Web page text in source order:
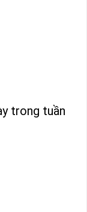
trong tuần